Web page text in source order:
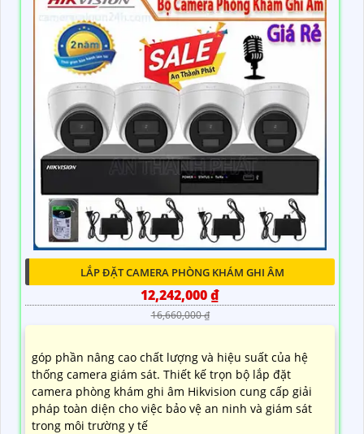
LẮP ĐẶT CAMERA PHÒNG KHÁM GHI ÂM
12,242,000 ₫
16,660,000 ₫
góp phần nâng cao chất lượng và hiệu suất của hệ
thống camera giám sát. Thiết kế trọn bộ lắp đặt
camera phòng khám ghi âm Hikvision cung cấp giải
pháp toàn diện cho việc bảo vệ an ninh và giám sát
trong môi trường y tế